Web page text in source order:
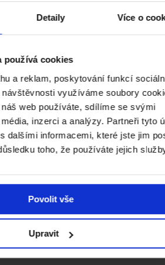
Detaily Více o
používá cookies
a reklam, poskytování funkcí
využíváme soubory
web používáte, sdílíme se svými
inzerci a analýzy. Partneři tyto
dalšími informacemi, které jste jim
toho, že používáte jejich
Povolit vše
Upravit
Klubu přátel NGP a
CTA.MORE
GLOBAL.MENU.CAREER